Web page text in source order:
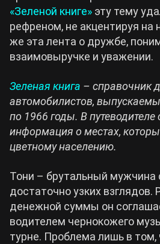
«Зеленой книге» эту тему
рефреном, не акцентируя на
же эта лента о дружбе,
взаимовыручке и уважении.
Зеленая книга – справочник
автомобилистов,
по 1966 годы. В
информация о местах,
цветному населению.
Тони – брутальный мужчина
достаточно узких взглядов.
денежной суммы он
водителем чернокожего
турне. Проблема лишь в том,